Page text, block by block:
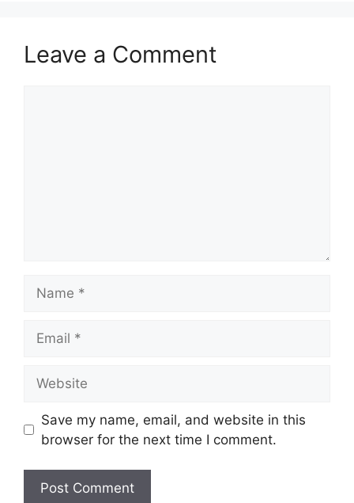
Leave a Comment
Save my name, email, and website in this
browser for the next time I comment.